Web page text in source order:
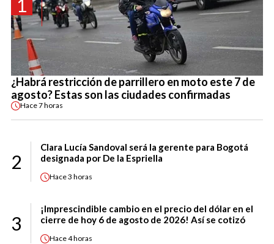
1
¿Habrá restricción de parrillero en moto este 7 de
agosto? Estas son las ciudades confirmadas
Hace7 horas
2
Clara Lucía Sandoval será la gerente para Bogotá
designada por De la Espriella
Hace3 horas
3
¡Imprescindible cambio en el precio del dólar en el
cierre de hoy 6 de agosto de 2026! Así se cotizó
Hace4 horas